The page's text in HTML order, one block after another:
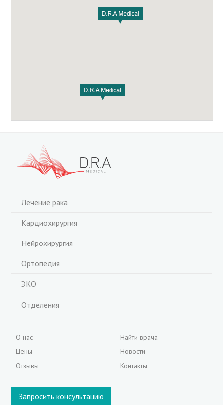
Лечение рака
Кардиохирургия
Нейрохирургия
Ортопедия
ЭКО
Отделения
О нас
Цены
Отзывы
Найти врача
Новости
Контакты
Запросить консультацию